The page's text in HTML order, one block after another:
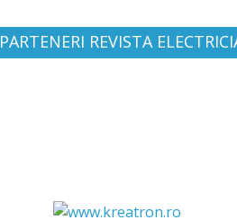
PARTENERI REVISTA